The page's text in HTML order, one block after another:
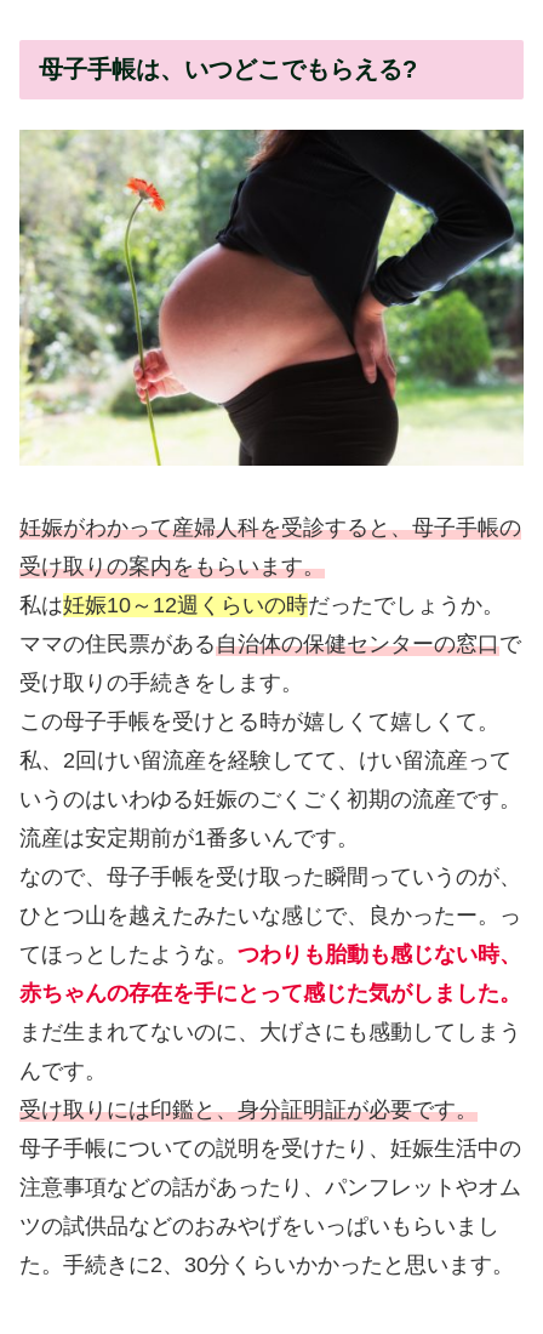
母子手帳は、いつどこでもらえる?
妊娠がわかって産婦人科を受診すると、母子手帳の
受け取りの案内をもらいます。
私は妊娠10～12週くらいの時だったでしょうか。
ママの住民票がある自治体の保健センターの窓口で
受け取りの手続きをします。
この母子手帳を受けとる時が嬉しくて嬉しくて。
私、2回けい留流産を経験してて、けい留流産って
いうのはいわゆる妊娠のごくごく初期の流産です。
流産は安定期前が1番多いんです。
なので、母子手帳を受け取った瞬間っていうのが、
ひとつ山を越えたみたいな感じで、良かったー。っ
てほっとしたような。 つわりも胎動も感じない時、
赤ちゃんの存在を手にとって感じた気がしました。
まだ生まれてないのに、大げさにも感動してしまう
んです。
受け取りには印鑑と、身分証明証が必要です。
母子手帳についての説明を受けたり、妊娠生活中の
注意事項などの話があったり、パンフレットやオム
ツの試供品などのおみやげをいっぱいもらいまし
た。手続きに2、30分くらいかかったと思います。